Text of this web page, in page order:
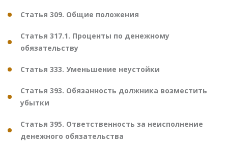
Статья 309. Общие положения
Статья 317.1. Проценты по денежному
обязательству
Статья 333. Уменьшение неустойки
Статья 393. Обязанность должника возместить
убытки
Статья 395. Ответственность за неисполнение
денежного обязательства